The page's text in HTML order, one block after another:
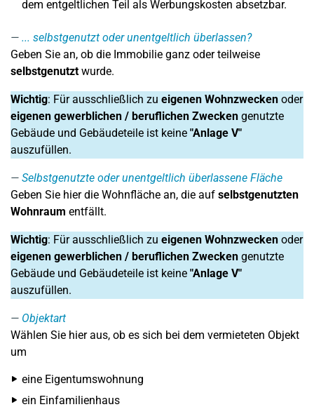
dem entgeltlichen Teil als Werbungskosten absetzbar.
... selbstgenutzt oder unentgeltlich überlassen?
Geben Sie an, ob die Immobilie ganz oder teilweise
selbstgenutztwurde.
Wichtig: Für ausschließlich zu eigenen Wohnzwecken oder
eigenen gewerblichen / beruflichen Zwecken genutzte
Gebäude und Gebäudeteile ist keine "Anlage V"
auszufüllen.
Selbstgenutzte oder unentgeltlich überlassene Fläche
Geben Sie hier die Wohnfläche an, die auf selbstgenutzten
Wohnraum entfällt.
Wichtig: Für ausschließlich zu eigenen Wohnzwecken oder
eigenen gewerblichen / beruflichen Zwecken genutzte
Gebäude und Gebäudeteile ist keine "Anlage V"
auszufüllen.
Objektart
Wählen Sie hier aus, ob es sich bei dem vermieteten Objekt
um
eine Eigentumswohnung
ein Einfamilienhaus